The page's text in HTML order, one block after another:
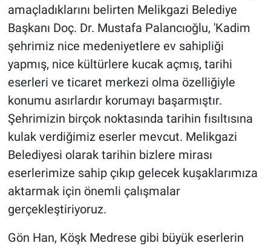
amaçladıklarını belirten Melikgazi Belediye
Başkanı Doç. Dr. Mustafa Palancıoğlu, 'Kadim
şehrimiz nice medeniyetlere ev sahipliği
yapmış, nice kültürlere kucak açmış, tarihi
eserleri ve ticaret merkezi olma özelliğiyle
konumu asırlardır korumayı başarmıştır.
Şehrimizin birçok noktasında tarihin fısıltısına
kulak verdiğimiz eserler mevcut. Melikgazi
Belediyesi olarak tarihin bizlere mirası
eserlerimize sahip çıkıp gelecek kuşaklarımıza
aktarmak için önemli çalışmalar
gerçekleştiriyoruz.
Gön Han, Köşk Medrese gibi büyük eserlerin